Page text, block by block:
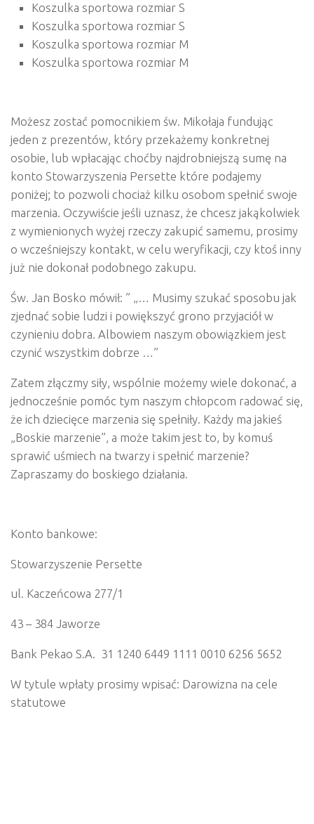
Koszulka sportowa rozmiar S
Koszulka sportowa rozmiar S
Koszulka sportowa rozmiar M
Koszulka sportowa rozmiar M
Możesz zostać pomocnikiem św. Mikołaja fundując
jeden z prezentów, który przekażemy konkretnej
osobie, lub wpłacając choćby najdrobniejszą sumę na
konto Stowarzyszenia Persette które podajemy
poniżej; to pozwoli chociaż kilku osobom spełnić swoje
marzenia. Oczywiście jeśli uznasz, że chcesz jakąkolwiek
z wymienionych wyżej rzeczy zakupić samemu, prosimy
o wcześniejszy kontakt, w celu weryfikacji, czy ktoś inny
już nie dokonał podobnego zakupu.
Św. Jan Bosko mówił: ” „… Musimy szukać sposobu jak
zjednać sobie ludzi i powiększyć grono przyjaciół w
czynieniu dobra. Albowiem naszym obowiązkiem jest
czynić wszystkim dobrze …”
Zatem złączmy siły, wspólnie możemy wiele dokonać, a
jednocześnie pomóc tym naszym chłopcom radować się,
że ich dziecięce marzenia się spełniły. Każdy ma jakieś
„Boskie marzenie”, a może takim jest to, by komuś
sprawić uśmiech na twarzy i spełnić marzenie?
Zapraszamy do boskiego działania.
Konto bankowe:
Stowarzyszenie Persette
ul. Kaczeńcowa 277/1
43 – 384 Jaworze
Bank Pekao S.A. 31 1240 6449 1111 0010 6256 5652
W tytule wpłaty prosimy wpisać: Darowizna na cele
statutowe